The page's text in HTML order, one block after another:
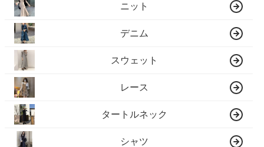
ニット
デニム
スウェット
レース
タートルネック
シャツ